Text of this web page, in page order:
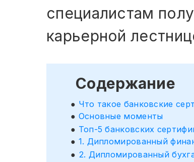
специалистам
карьерной
Содержание
Что такое банковские
Основные моменты
Топ-5 банковских
1. Дипломированный
2. Дипломированный